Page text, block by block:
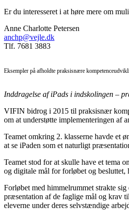
Er du interesseret i at høre mere om
Anne Charlotte Petersen
anchp@vejle.dk
Tlf. 7681 3883
Eksempler på afholdte praksisnære
Inddragelse af iPads i indskolingen –
VIFIN bidrog i 2015 til praksisnær
om at understøtte implementeringen af
Teamet omkring 2. klasserne havde et
at se iPaden som et naturligt
Teamet stod for at skulle have et tema
og digitale mål for forløbet og besluttet,
Forløbet med himmelrummet strakte
præsentation af de faglige mål og krav
eleverne under deres selvstændige